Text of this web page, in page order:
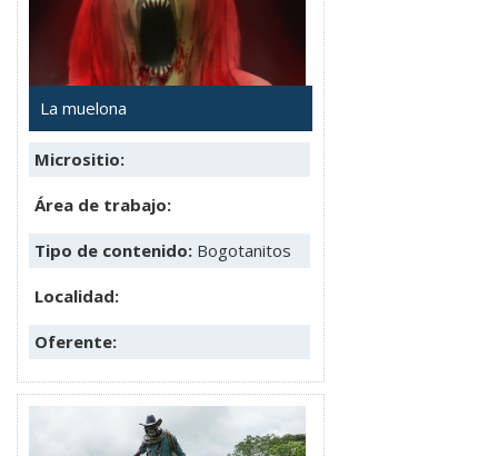
La muelona
Micrositio:
Área de trabajo:
Tipo de contenido: Bogotanitos
Localidad:
Oferente: